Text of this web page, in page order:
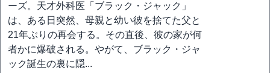
ーズ。天才外科医「ブラック・ジャック」
は、ある日突然、母親と幼い彼を捨てた父と
21年ぶりの再会する。その直後、彼の家が何
者かに爆破される。やがて、ブラック・ジャ
ック誕生の裏に隠...